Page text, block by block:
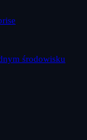
środowisku